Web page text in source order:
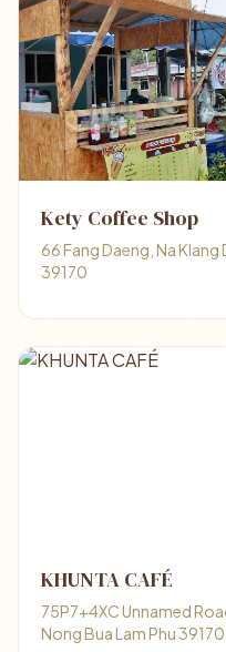
Kety Coffee Shop
66 Fang Daeng, Na
39170
KHUNTA CAFÉ
75P7+4XC Unnamed
Nong Bua Lam Phu 39170